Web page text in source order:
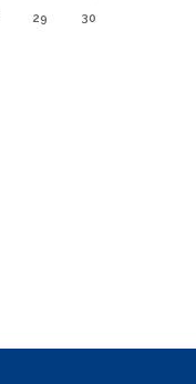
29
30